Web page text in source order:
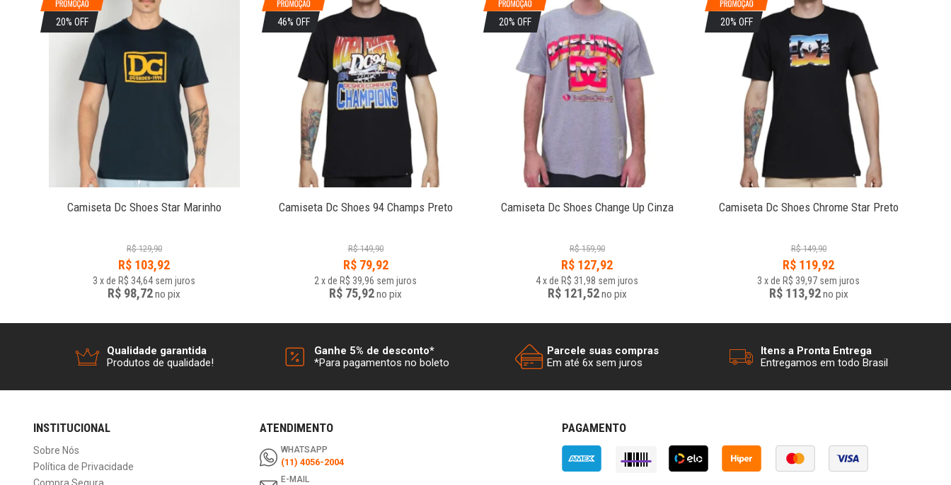
20% OFF
Camiseta Dc Shoes Star Marinho
R$ 129,90
R$ 103,92
3 xde R$ 34,64 sem juros
R$ 98,72no pix
46% OFF
Camiseta Dc Shoes 94 Champs Preto
R$ 149,90
R$ 79,92
2 xde R$ 39,96 sem juros
R$ 75,92no pix
20% OFF
Camiseta Dc Shoes Change Up Cinza
R$ 159,90
R$ 127,92
4xde R$ 31,98 sem juros
R$ 121,52no pix
20% OFF
Camiseta Dc Shoes Chrome Star Preto
R$ 149,90
R$ 119,92
3 xde R$ 39,97 sem juros
R$ 113,92no pix
Qualidade garantida
Produtos de qualidade!
Ganhe 5% de desconto*
*Para pagamentos no boleto
Parcele suas compras
Em até 6x sem juros
Itens a Pronta Entrega
Entregamos em todo Brasil
INSTITUCIONAL
Sobre Nós
Política de Privacidade
ATENDIMENTO
WHATSAPP
(11) 4056-2004
E-MAIL
PAGAMENTO